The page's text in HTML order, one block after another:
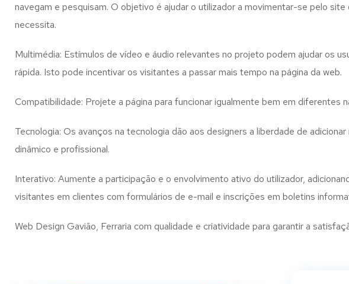
navegam e pesquisam. O objetivo é ajudar o utilizador a movimentar-se pelo
necessita.
Multimédia: Estímulos de vídeo e áudio relevantes no projeto podem ajudar os
rápida. Isto pode incentivar os visitantes a passar mais tempo na página da web.
Compatibilidade: Projete a página para funcionar igualmente bem em diferentes
Tecnologia: Os avanços na tecnologia dão aos designers a liberdade de
dinâmico e profissional.
Interativo: Aumente a participação e o envolvimento ativo do utilizador,
visitantes em clientes com formulários de e-mail e inscrições em boletins
Web Design Gavião, Ferraria com qualidade e criatividade para garantir a